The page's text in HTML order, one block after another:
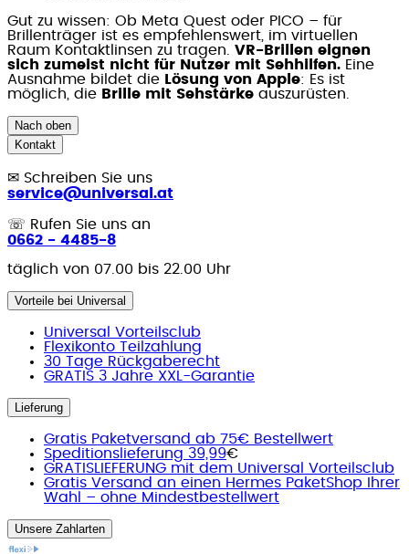
Gut zu wissen: Ob Meta Quest oder PICO – für
Brillenträger ist es empfehlenswert, im virtuellen
Raum Kontaktlinsen zu tragen. VR-Brillen eignen
sich zumeist nicht für Nutzer mit Sehhilfen. Eine
Ausnahme bildet die Lösung von Apple: Es ist
möglich, die Brille mit Sehstärke auszurüsten.
Nach oben
Kontakt
✉ Schreiben Sie uns
service@universal.at
☏ Rufen Sie uns an
0662 - 4485-8
täglich von 07.00 bis 22.00 Uhr
Vorteile bei Universal
Universal Vorteilsclub
Flexikonto Teilzahlung
30 Tage Rückgaberecht
GRATIS 3 Jahre XXL-Garantie
Lieferung
Gratis Paketversand ab 75€ Bestellwert
Speditionslieferung 39,99€
GRATISLIEFERUNG mit dem Universal Vorteilsclub
Gratis Versand an einen Hermes PaketShop Ihrer
Wahl – ohne Mindestbestellwert
Unsere Zahlarten